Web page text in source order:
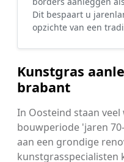
Dit bespaart u
opzichte van een
Kunstgras
brabant
In Oosteind staan
bouwperiode 'jaren
aan een grondige
kunstgrasspecialisten